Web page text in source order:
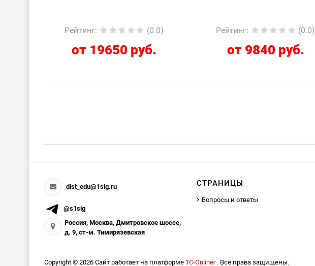
Рейтинг: (0.0)
от 19650 руб.
Рейтинг: (0.0)
от 9840 руб.
dist_edu@1sig.ru
@s1sig
Россия, Москва, Дмитровское шоссе,
д. 9, ст-м. Тимирязевская
СТРАНИЦЫ
Вопросы и ответы
Copyright © 2026 Сайт работает на платформе 1С-Onliner . Все права защищены.